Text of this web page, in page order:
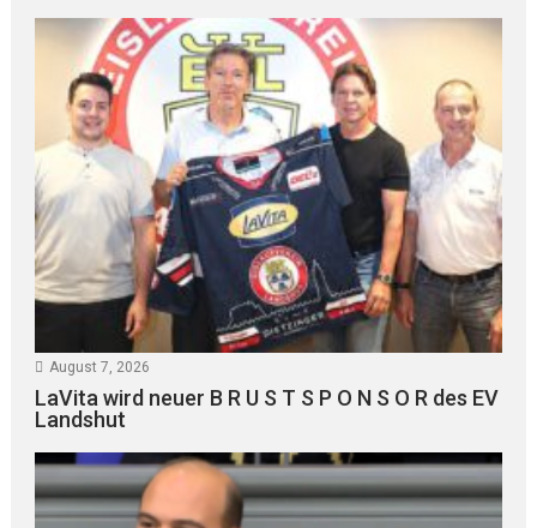
August 7, 2026
LaVita wird neuer B R U S T S P O N S O R des EV
Landshut